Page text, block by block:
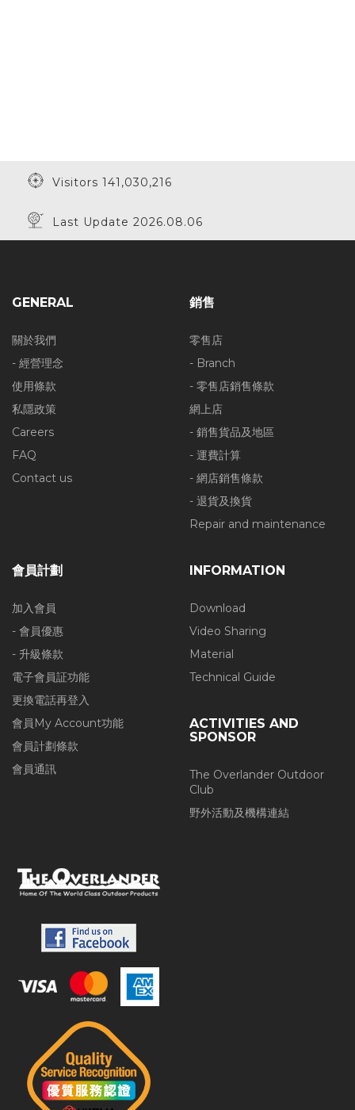
Visitors 141,030,216
Last Update 2026.08.06
GENERAL
關於我們
- 經營理念
使用條款
私隱政策
Careers
FAQ
Contact us
銷售
零售店
- Branch
- 零售店銷售條款
網上店
- 銷售貨品及地區
- 運費計算
- 網店銷售條款
- 退貨及換貨
Repair and maintenance
會員計劃
加入會員
- 會員優惠
- 升級條款
電子會員証功能
更換電話再登入
會員My Account功能
會員計劃條款
會員通訊
INFORMATION
Download
Video Sharing
Material
Technical Guide
ACTIVITIES AND
SPONSOR
The Overlander Outdoor
Club
野外活動及機構連結